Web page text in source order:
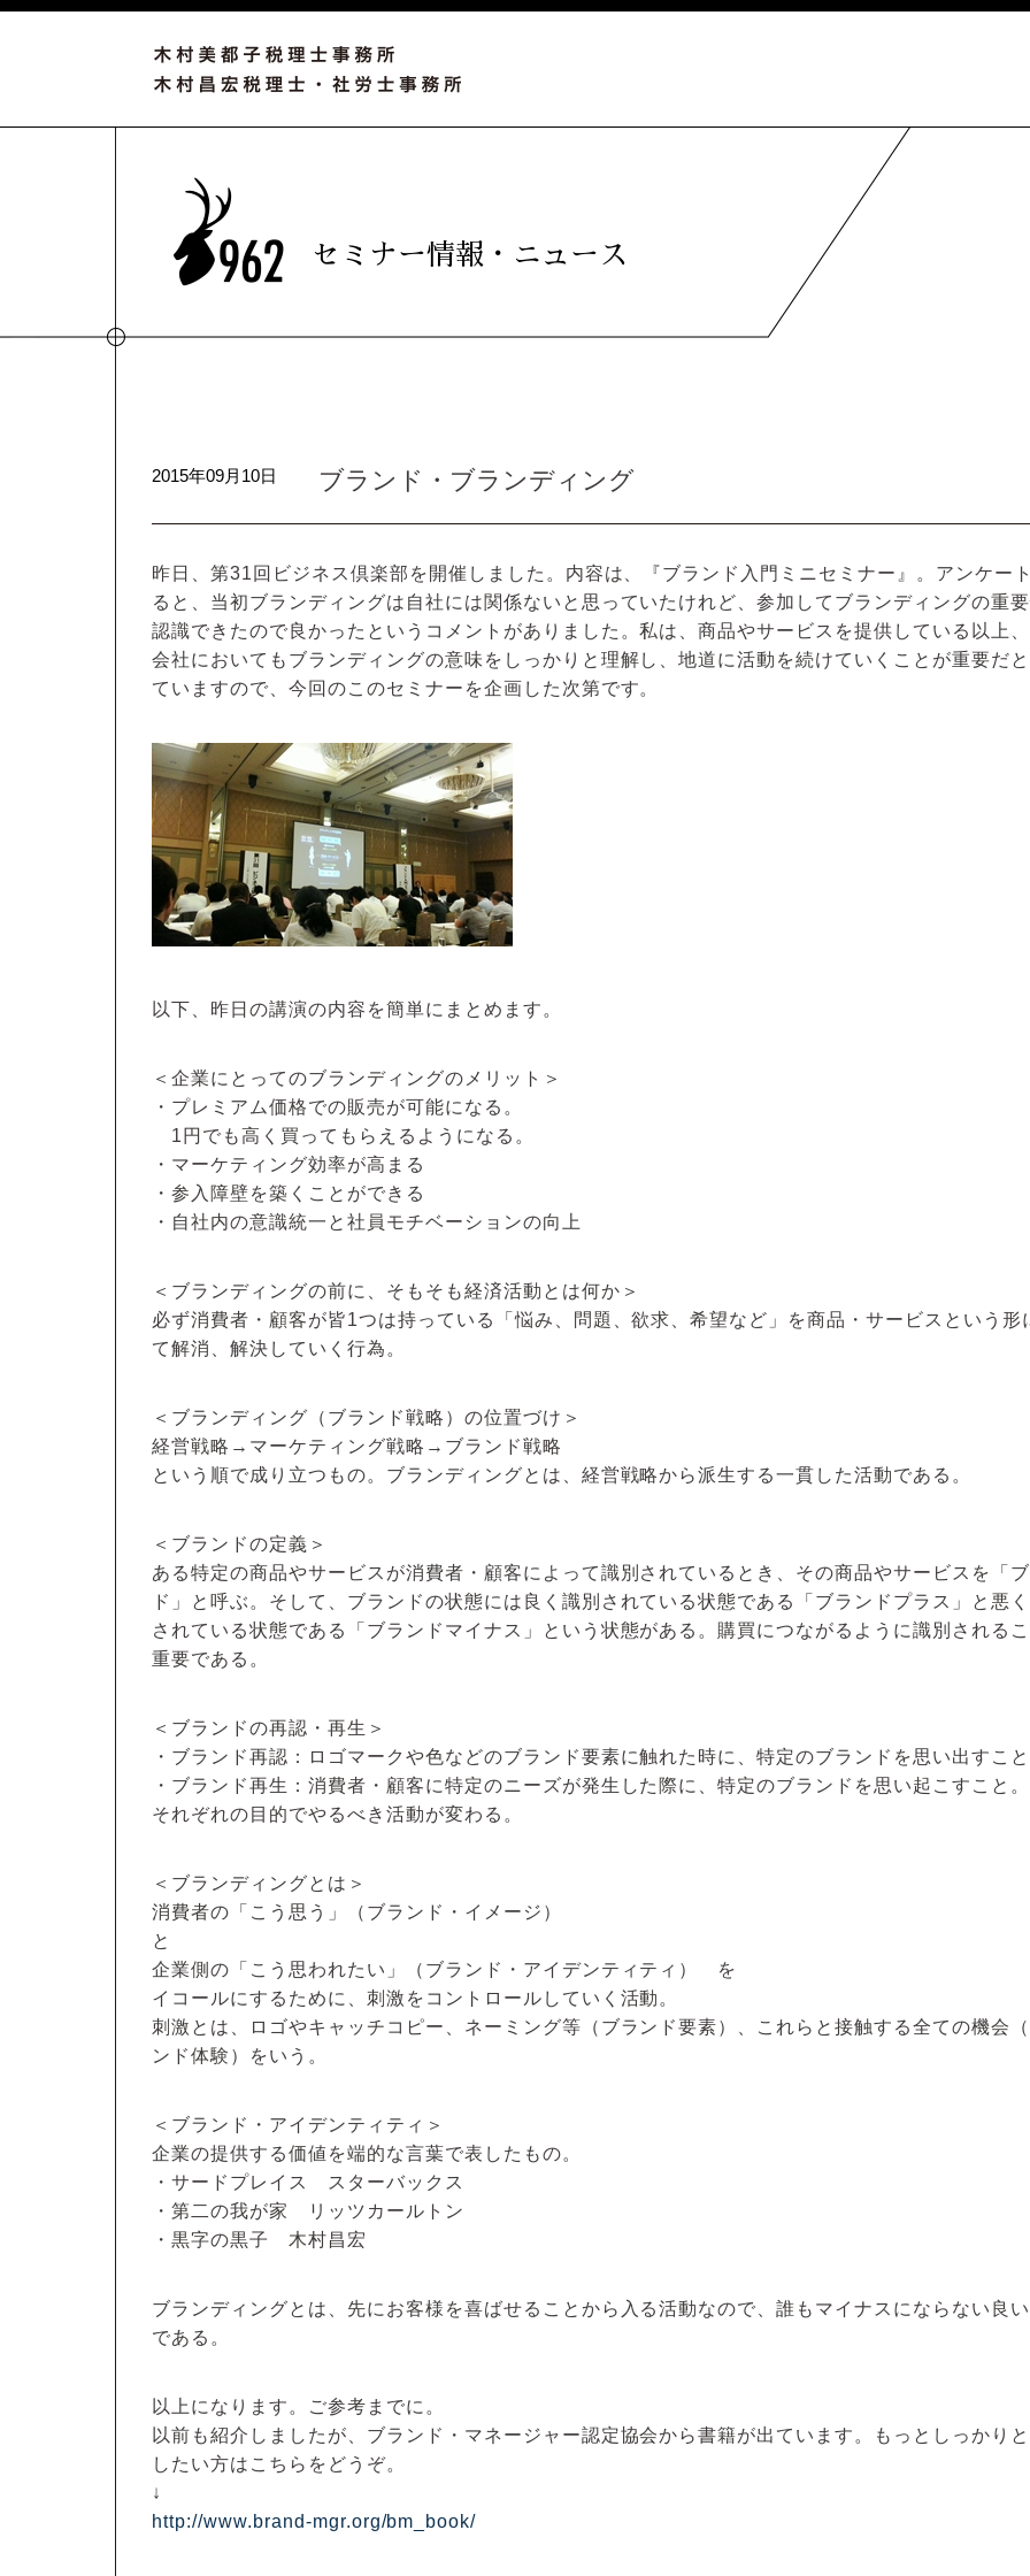
セミナー情報・ニュース
2015年09月10日 ブランド・ブランディング
昨日、第31回ビジネス倶楽部を開催しました。内容は、『ブランド入門ミニセミナー』。アンケー
ると、当初ブランディングは自社には関係ないと思っていたけれど、参加してブランディングの重
認識できたので良かったというコメントがありました。私は、商品やサービスを提供している以上
会社においてもブランディングの意味をしっかりと理解し、地道に活動を続けていくことが重要だ
ていますので、今回のこのセミナーを企画した次第です。
以下、昨日の講演の内容を簡単にまとめます。
＜企業にとってのブランディングのメリット＞
・プレミアム価格での販売が可能になる。
1円でも高く買ってもらえるようになる。
・マーケティング効率が高まる
・参入障壁を築くことができる
・自社内の意識統一と社員モチベーションの向上
＜ブランディングの前に、そもそも経済活動とは何か＞
必ず消費者・顧客が皆1つは持っている「悩み、問題、欲求、希望など」を商品・サービスという形
て解消、解決していく行為。
＜ブランディング（ブランド戦略）の位置づけ＞
経営戦略→マーケティング戦略→ブランド戦略
という順で成り立つもの。ブランディングとは、経営戦略から派生する一貫した活動である。
＜ブランドの定義＞
ある特定の商品やサービスが消費者・顧客によって識別されているとき、その商品やサービスを「
ド」と呼ぶ。そして、ブランドの状態には良く識別されている状態である「ブランドプラス」と悪く
されている状態である「ブランドマイナス」という状態がある。購買につながるように識別される
重要である。
＜ブランドの再認・再生＞
・ブランド再認：ロゴマークや色などのブランド要素に触れた時に、特定のブランドを思い出すこと
・ブランド再生：消費者・顧客に特定のニーズが発生した際に、特定のブランドを思い起こすこと。
それぞれの目的でやるべき活動が変わる。
＜ブランディングとは＞
消費者の「こう思う」（ブランド・イメージ）
と
企業側の「こう思われたい」（ブランド・アイデンティティ） を
イコールにするために、刺激をコントロールしていく活動。
刺激とは、ロゴやキャッチコピー、ネーミング等（ブランド要素）、これらと接触する全ての機会
ンド体験）をいう。
＜ブランド・アイデンティティ＞
企業の提供する価値を端的な言葉で表したもの。
・サードプレイス スターバックス
・第二の我が家 リッツカールトン
・黒字の黒子 木村昌宏
ブランディングとは、先にお客様を喜ばせることから入る活動なので、誰もマイナスにならない良
である。
以上になります。ご参考までに。
以前も紹介しましたが、ブランド・マネージャー認定協会から書籍が出ています。もっとしっかり
したい方はこちらをどうぞ。
↓
http://www.brand-mgr.org/bm_book/